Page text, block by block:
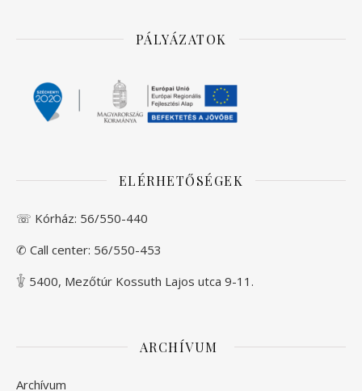
PÁLYÁZATOK
ELÉRHETŐSÉGEK
☏ Kórház: 56/550-440
✆ Call center: 56/550-453
𓇚 5400, Mezőtúr Kossuth Lajos utca 9-11.
ARCHÍVUM
Archívum